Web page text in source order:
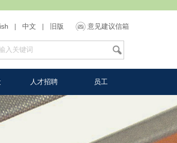
| 中文 | 旧版 意见建议信箱
人才招聘 员工